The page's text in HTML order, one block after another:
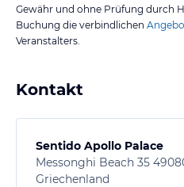
Gewähr und ohne Prüfung durch
Buchung die verbindlichen
Veranstalters.
Kontakt
Sentido Apollo Palace
Messonghi Beach 35
Griechenland